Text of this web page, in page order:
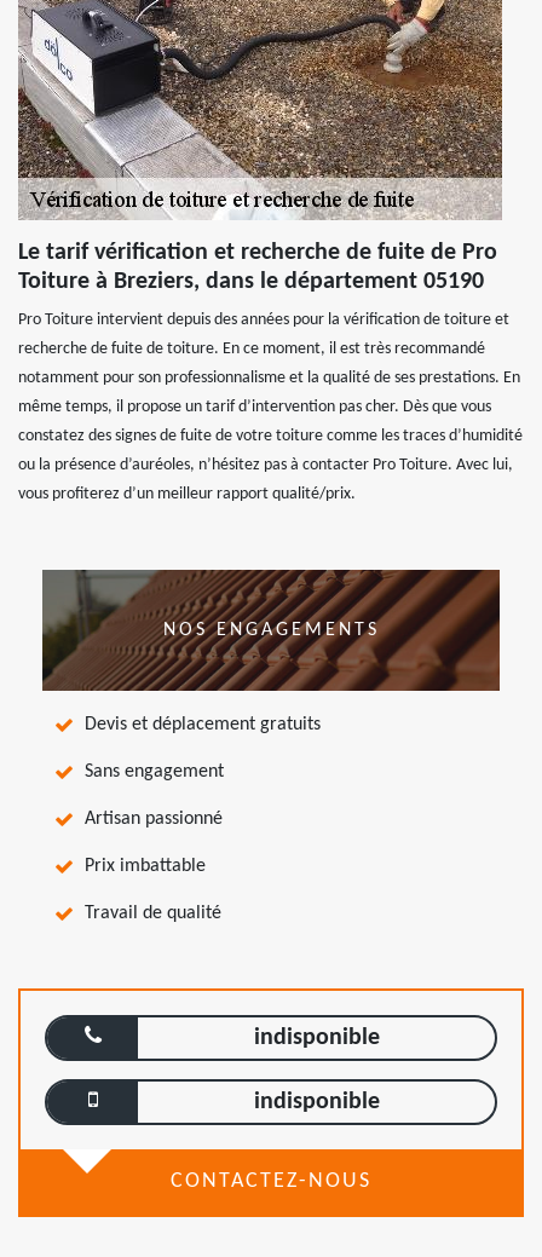
Le tarif vérification et recherche de fuite de Pro
Toiture à Breziers, dans le département 05190
Pro Toiture intervient depuis des années pour la vérification de toiture et
recherche de fuite de toiture. En ce moment, il est très recommandé
notamment pour son professionnalisme et la qualité de ses prestations. En
même temps, il propose un tarif d’intervention pas cher. Dès que vous
constatez des signes de fuite de votre toiture comme les traces d’humidité
ou la présence d’auréoles, n’hésitez pas à contacter Pro Toiture. Avec lui,
vous profiterez d’un meilleur rapport qualité/prix.
NOS ENGAGEMENTS
Devis et déplacement gratuits
Sans engagement
Artisan passionné
Prix imbattable
Travail de qualité
indisponible
indisponible
CONTACTEZ-NOUS